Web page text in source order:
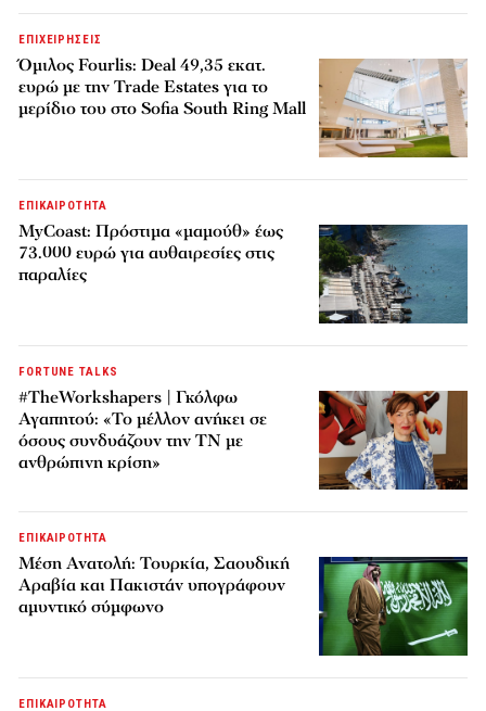
ΕΠΙΧΕΙΡΗΣΕΙΣ
Όμιλος Fourlis: Deal 49,35 εκατ.
ευρώ με την Trade Estates για το
μερίδιο του στο Sofia South Ring Mall
ΕΠΙΚΑΙΡΟΤΗΤΑ
MyCoast: Πρόστιμα «μαμούθ» έως
73.000 ευρώ για αυθαιρεσίες στις
παραλίες
FORTUNE TALKS
#TheWorkshapers | Γκόλφω
Αγαπητού: «Το μέλλον ανήκει σε
όσους συνδυάζουν την ΤΝ με
ανθρώπινη κρίση»
ΕΠΙΚΑΙΡΟΤΗΤΑ
Μέση Ανατολή: Τουρκία, Σαουδική
Αραβία και Πακιστάν υπογράφουν
αμυντικό σύμφωνο
ΕΠΙΚΑΙΡΟΤΗΤΑ